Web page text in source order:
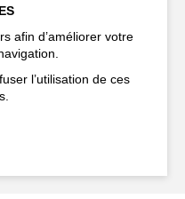
afin d’améliorer votre
l’utilisation de ces